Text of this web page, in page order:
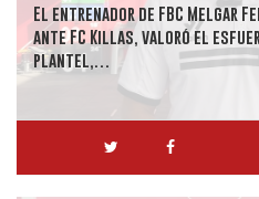
El entrenador de FBC Melgar
ante FC Killas, valoró el
plantel,…